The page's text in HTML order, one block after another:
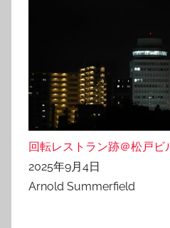
回転レストラン跡＠松戸ビ
2025年9月4日
Arnold Summerfield